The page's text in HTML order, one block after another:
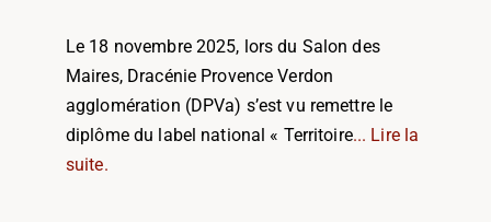
Le 18 novembre 2025, lors du Salon des
Maires, Dracénie Provence Verdon
agglomération (DPVa) s’est vu remettre le
diplôme du label national « Territoire... Lire la
suite.